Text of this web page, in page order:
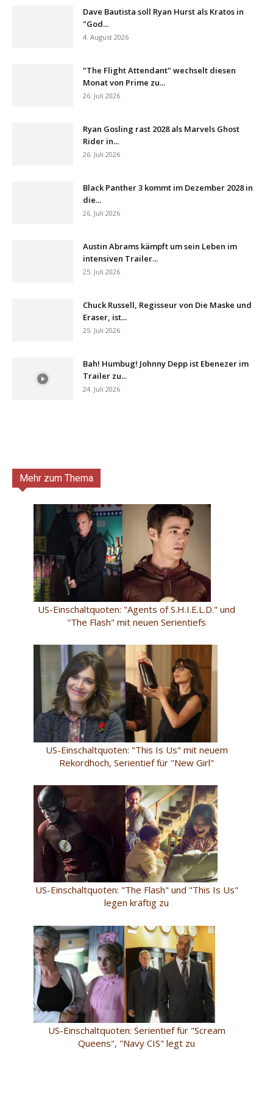
Dave Bautista soll Ryan Hurst als Kratos in
"God...
4. August 2026
"The Flight Attendant" wechselt diesen
Monat von Prime zu...
26. Juli 2026
Ryan Gosling rast 2028 als Marvels Ghost
Rider in...
26. Juli 2026
Black Panther 3 kommt im Dezember 2028 in
die...
26. Juli 2026
Austin Abrams kämpft um sein Leben im
intensiven Trailer...
25. Juli 2026
Chuck Russell, Regisseur von Die Maske und
Eraser, ist...
25. Juli 2026
Bah! Humbug! Johnny Depp ist Ebenezer im
Trailer zu...
24. Juli 2026
Mehr zum Thema
US-Einschaltquoten: "Agents of S.H.I.E.L.D." und
"The Flash" mit neuen Serientiefs
US-Einschaltquoten: "This Is Us" mit neuem
Rekordhoch, Serientief für "New Girl"
US-Einschaltquoten: "The Flash" und "This Is Us"
legen kräftig zu
US-Einschaltquoten: Serientief für "Scream
Queens", "Navy CIS" legt zu